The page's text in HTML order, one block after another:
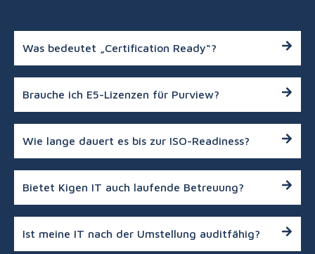
Was bedeutet „Certification Ready“?
Brauche ich E5-Lizenzen für Purview?
Wie lange dauert es bis zur ISO-Readiness?
Bietet Kigen IT auch laufende Betreuung?
Ist meine IT nach der Umstellung auditfähig?